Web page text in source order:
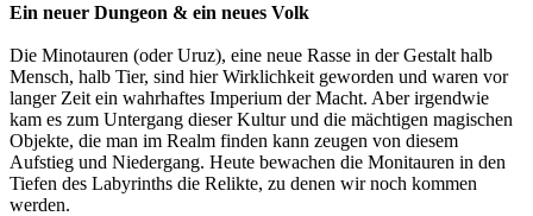
Ein neuer Dungeon & ein neues Volk
Die Minotauren (oder Uruz), eine neue Rasse in der Gestalt halb
Mensch, halb Tier, sind hier Wirklichkeit geworden und waren vor
langer Zeit ein wahrhaftes Imperium der Macht. Aber irgendwie
kam es zum Untergang dieser Kultur und die mächtigen magischen
Objekte, die man im Realm finden kann zeugen von diesem
Aufstieg und Niedergang. Heute bewachen die Monitauren in den
Tiefen des Labyrinths die Relikte, zu denen wir noch kommen
werden.